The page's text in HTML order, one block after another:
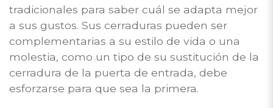
tradicionales para saber cuál se adapta mejor
a sus gustos. Sus cerraduras pueden ser
complementarias a su estilo de vida o una
molestia, como un tipo de su sustitución de la
cerradura de la puerta de entrada, debe
esforzarse para que sea la primera.